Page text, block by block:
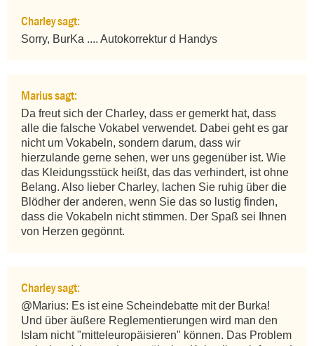
Charley sagt:
Sorry, BurKa .... Autokorrektur d Handys
Marius sagt:
Da freut sich der Charley, dass er gemerkt hat, dass
alle die falsche Vokabel verwendet. Dabei geht es gar
nicht um Vokabeln, sondern darum, dass wir
hierzulande gerne sehen, wer uns gegenüber ist. Wie
das Kleidungsstück heißt, das das verhindert, ist ohne
Belang. Also lieber Charley, lachen Sie ruhig über die
Blödher der anderen, wenn Sie das so lustig finden,
dass die Vokabeln nicht stimmen. Der Spaß sei Ihnen
von Herzen gegönnt.
Charley sagt:
@Marius: Es ist eine Scheindebatte mit der Burka!
Und über äußere Reglementierungen wird man den
Islam nicht "mitteleuropäisieren" können. Das Problem